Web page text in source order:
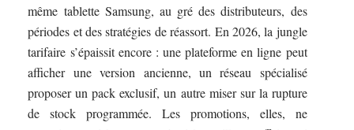
même tablette Samsung, au gré des distributeurs, des
périodes et des stratégies de réassort. En 2026, la jungle
tarifaire s’épaissit encore : une plateforme en ligne peut
afficher une version ancienne, un réseau spécialisé
proposer un pack exclusif, un autre miser sur la rupture
de stock programmée. Les promotions, elles, ne